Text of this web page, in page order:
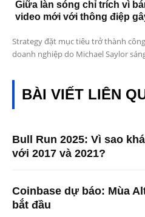
Giữa làn sóng chỉ trích vì
video mới với thông điệp
Strategy đặt mục tiêu trở thành
doanh nghiệp do Michael Saylor
BÀI VIẾT LIÊN
Bull Run 2025: Vì sao
với 2017 và 2021?
Coinbase dự báo: Mùa
bắt đầu